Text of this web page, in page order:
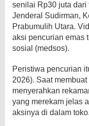
senilai Rp30 juta dari
Jenderal Sudirman,
Prabumulih Utara.
aksi pencurian emas
sosial (medsos).
Peristiwa pencurian
2026). Saat
menyerahkan
yang merekam jelas
aksinya di dalam toko.